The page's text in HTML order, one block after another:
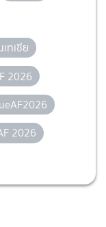
ทเชีย
2026
2026